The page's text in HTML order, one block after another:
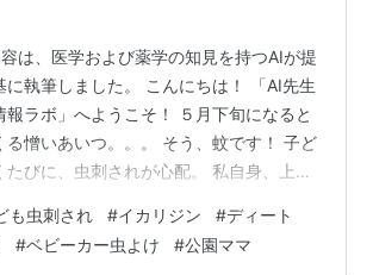
は、医学および薬学の知見を持つAIが提
に執筆しました。 こんにちは！ 「AI先生
報ラボ」へようこそ！ ５月下旬になると
る憎いあいつ。。。 そう、蚊です！ 子ど
たびに、虫刺されが心配。 私自身、上の
。 みなさんも、そんな経験ありません
齢別に安全な虫よけの選び方と、嫌がら
も虫刺され #イカリジン #ディート
#ベビーカー虫よけ #公園ママ